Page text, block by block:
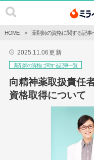
HOME 薬剤師の資格に関する記事
🕒 2025.11.06更新
薬剤師の資格に関する記事一覧
向精神薬取扱責任
資格取得について